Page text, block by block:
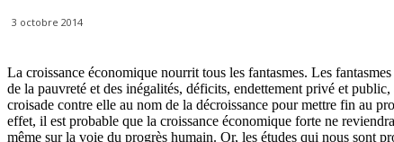
3 octobre 2014
La croissance économique nourrit tous les fantasmes. Les
de la pauvreté et des inégalités, déficits, endettement privé et
croisade contre elle au nom de la décroissance pour mettre fin au
effet, il est probable que la croissance économique forte ne
même sur la voie du progrès humain. Or, les études qui nous sont